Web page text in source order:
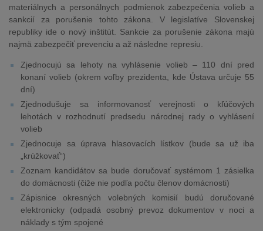
materiálnych a personálnych podmienok zabezpečenia volieb a
sankcií za porušenie tohto zákona. V legislatíve Slovenskej
republiky ide o nový inštitút. Sankcie za porušenie zákona majú
najmä zabezpečiť prevenciu a až následne represiu.
Zjednocujú sa lehoty na vyhlásenie volieb – 110 dní pred
konaní volieb (okrem voľby prezidenta, kde Ústava určuje 55
dní)
Zjednodušuje sa informovanosť verejnosti o kľúčových
lehotách v rozhodnutí predsedu národnej rady o vyhlásení
volieb
Zjednocuje sa úprava hlasovacích lístkov (bude sa už iba
„krúžkovať“)
Zoznam kandidátov sa bude doručovať systémom 1 zásielka
do domácnosti (čiže nie podľa počtu členov domácnosti)
Zápisnice okresných volebných komisií budú doručované
elektronicky (odpadá osobný prevoz dokumentov v noci a
náklady s tým spojené